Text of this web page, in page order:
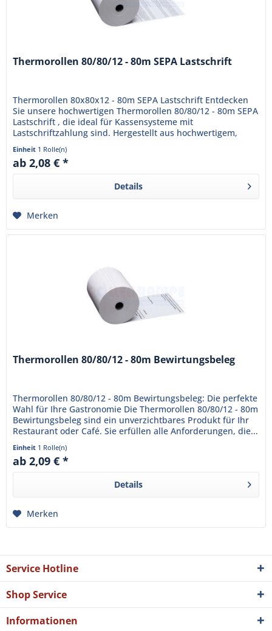
Thermorollen 80/80/12 - 80m SEPA Lastschrift
Thermorollen 80x80x12 - 80m SEPA Lastschrift Entdecken
Sie unsere hochwertigen Thermorollen 80/80/12 - 80m SEPA
Lastschrift , die ideal für Kassensysteme mit
Lastschriftzahlung sind. Hergestellt aus hochwertigem,
Einheit 1 Rolle(n)
ab 2,08 € *
Details
Merken
Thermorollen 80/80/12 - 80m Bewirtungsbeleg
Thermorollen 80/80/12 - 80m Bewirtungsbeleg: Die perfekte
Wahl für Ihre Gastronomie Die Thermorollen 80/80/12 - 80m
Bewirtungsbeleg sind ein unverzichtbares Produkt für Ihr
Restaurant oder Café. Sie erfüllen alle Anforderungen, die...
Einheit 1 Rolle(n)
ab 2,09 € *
Details
Merken
Service Hotline
Shop Service
Informationen